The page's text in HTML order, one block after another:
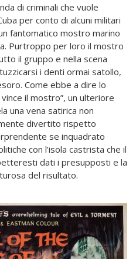
di criminali che vuole
per conto di alcuni militari
fantomatico mostro marino
Purtroppo per loro il mostro
il gruppo e nella scena
i denti ormai satollo,
Come ebbe a dire lo
il mostro”, un ulteriore
una vena satirica non
divertito rispetto
se inquadrato
con l’isola castrista che il
dati i presupposti e la
del risultato.